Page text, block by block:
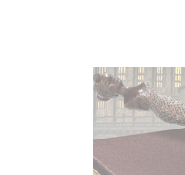
Varita
Preciosa,
réplica oficial
Hicks,
películas
Viene en
regalo y